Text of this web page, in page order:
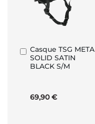
Casque TSG META
SOLID SATIN
BLACK S/M
69,90 €
Ajouter
au
panier